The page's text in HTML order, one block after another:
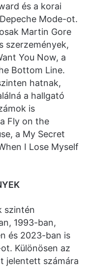
és a korai
Mode-ot.
Martin Gore
szerzemények,
You Now, a
Bottom Line.
hatnak,
a hallgató
is
Fly on the
a My Secret
I Lose Myself
szintén
1993-ban,
és 2023-ban is
Különösen az
jelentett számára